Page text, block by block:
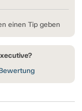
einen Tip geben